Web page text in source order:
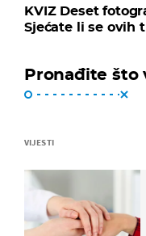
KVIZ Deset
Sjećate li se ovih
Pronađite što
VIJESTI